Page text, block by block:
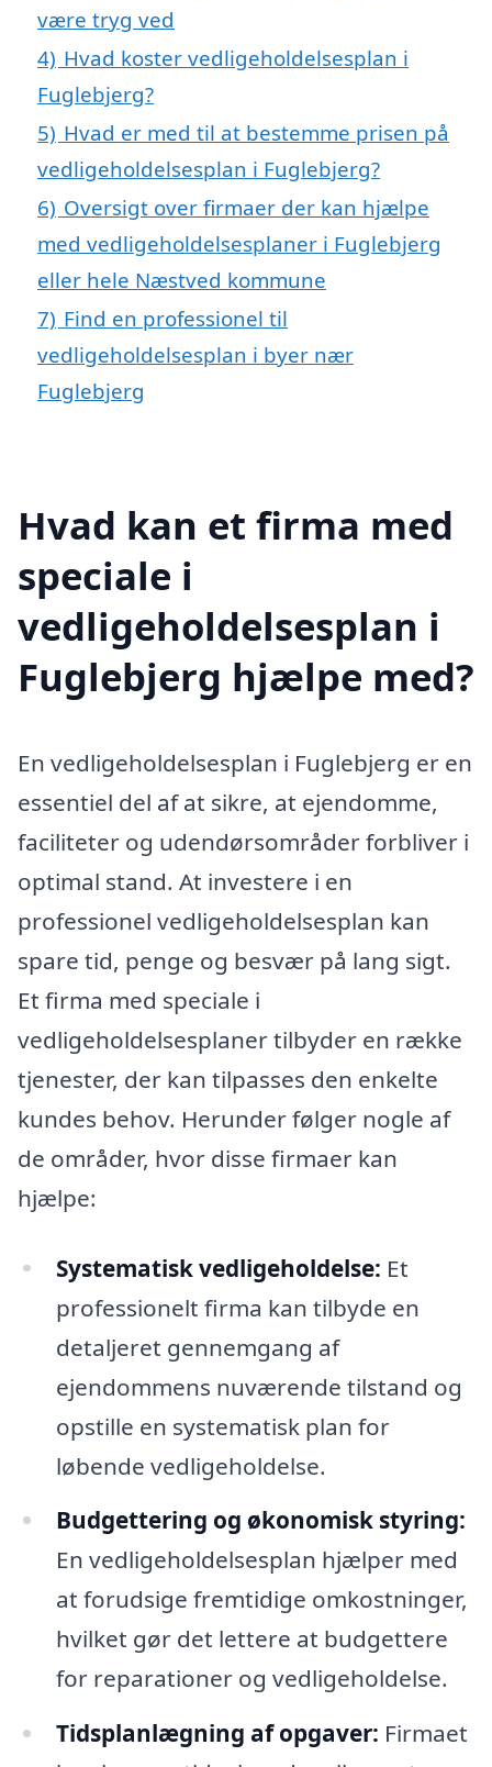
være tryg ved
4) Hvad koster vedligeholdelsesplan i
Fuglebjerg?
5) Hvad er med til at bestemme prisen på
vedligeholdelsesplan i Fuglebjerg?
6) Oversigt over firmaer der kan hjælpe
med vedligeholdelsesplaner i Fuglebjerg
eller hele Næstved kommune
7) Find en professionel til
vedligeholdelsesplan i byer nær
Fuglebjerg
Hvad kan et firma med
speciale i
vedligeholdelsesplan i
Fuglebjerg hjælpe med?
En vedligeholdelsesplan i Fuglebjerg er en
essentiel del af at sikre, at ejendomme,
faciliteter og udendørsområder forbliver i
optimal stand. At investere i en
professionel vedligeholdelsesplan kan
spare tid, penge og besvær på lang sigt.
Et firma med speciale i
vedligeholdelsesplaner tilbyder en række
tjenester, der kan tilpasses den enkelte
kundes behov. Herunder følger nogle af
de områder, hvor disse firmaer kan
hjælpe:
Systematisk vedligeholdelse: Et
professionelt firma kan tilbyde en
detaljeret gennemgang af
ejendommens nuværende tilstand og
opstille en systematisk plan for
løbende vedligeholdelse.
Budgettering og økonomisk styring:
En vedligeholdelsesplan hjælper med
at forudsige fremtidige omkostninger,
hvilket gør det lettere at budgettere
for reparationer og vedligeholdelse.
Tidsplanlægning af opgaver: Firmaet